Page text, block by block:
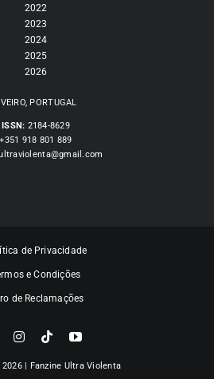
2022
2023
2024
2025
2026
PORTUGAL
ISSN: 2184-8629
+351 918 801 889
de Privacidade
e Condições
de Reclamações
| Fanzine Ultra Violenta